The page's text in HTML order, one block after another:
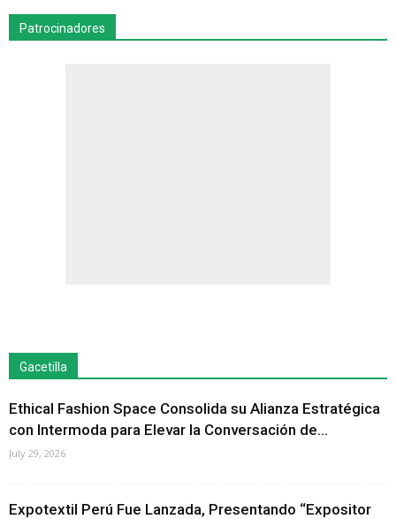
Patrocinadores
Gacetilla
Ethical Fashion Space Consolida su Alianza Estratégica
con Intermoda para Elevar la Conversación de...
July 29, 2026
Expotextil Perú Fue Lanzada, Presentando “Expositor